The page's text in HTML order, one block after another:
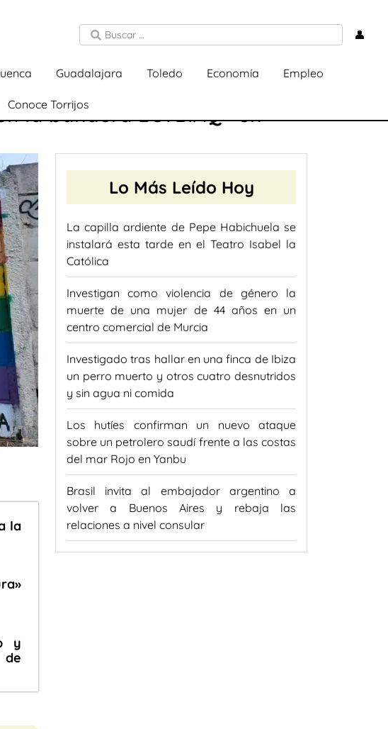
👤
Guadalajara Toledo Economía Empleo
Conoce Torrijos
la bandera LGTBIAQ+ en
la
y
Lo Más Leído Hoy
La capilla ardiente de Pepe Habichuela se
instalará esta tarde en el Teatro Isabel la
Católica
Investigan como violencia de género la
muerte de una mujer de 44 años en un
centro comercial de Murcia
Investigado tras hallar en una finca de Ibiza
un perro muerto y otros cuatro desnutridos
y sin agua ni comida
Los hutíes confirman un nuevo ataque
sobre un petrolero saudí frente a las costas
del mar Rojo en Yanbu
Brasil invita al embajador argentino a
volver a Buenos Aires y rebaja las
relaciones a nivel consular